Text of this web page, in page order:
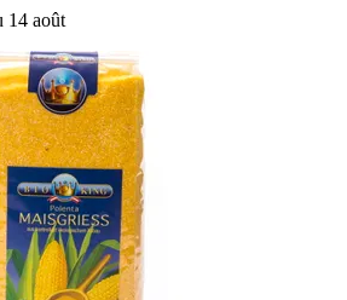
14 août